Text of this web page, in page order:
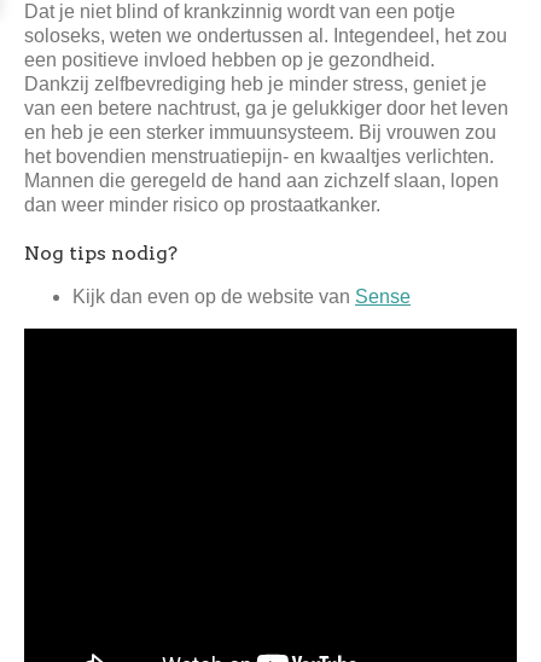
Dat je niet blind of krankzinnig wordt van een potje
soloseks, weten we ondertussen al. Integendeel, het zou
een positieve invloed hebben op je gezondheid.
Dankzij zelfbevrediging heb je minder stress, geniet je
van een betere nachtrust, ga je gelukkiger door het leven
en heb je een sterker immuunsysteem. Bij vrouwen zou
het bovendien menstruatiepijn- en kwaaltjes verlichten.
Mannen die geregeld de hand aan zichzelf slaan, lopen
dan weer minder risico op prostaatkanker.
Nog tips nodig?
Kijk dan even op de website van Sense